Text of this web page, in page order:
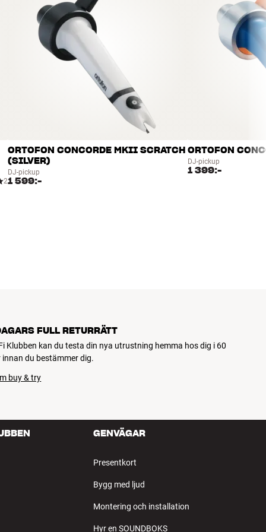
2
ORTOFON CONCORDE MKII SCRATCH
(SILVER)
DJ-pickup
1 599:-
ORTOFON
DJ-pickup
1 399:-
FULL RETURRÄTT
Klubben kan du testa din nya utrustning hemma hos dig i 60
innan du bestämmer dig.
buy & try
GENVÄGAR
Presentkort
Bygg med ljud
Montering och installation
Hyr en SOUNDBOKS